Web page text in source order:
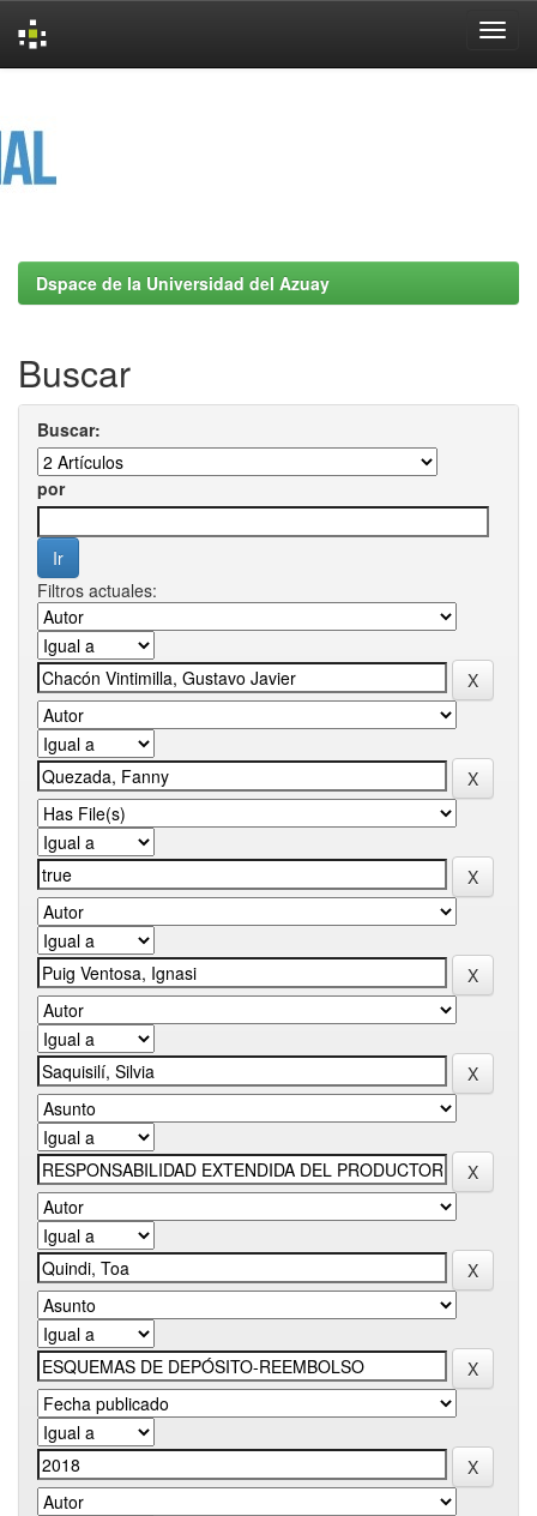
Dspace de la Universidad del Azuay
Buscar
Buscar:
por
Filtros actuales: